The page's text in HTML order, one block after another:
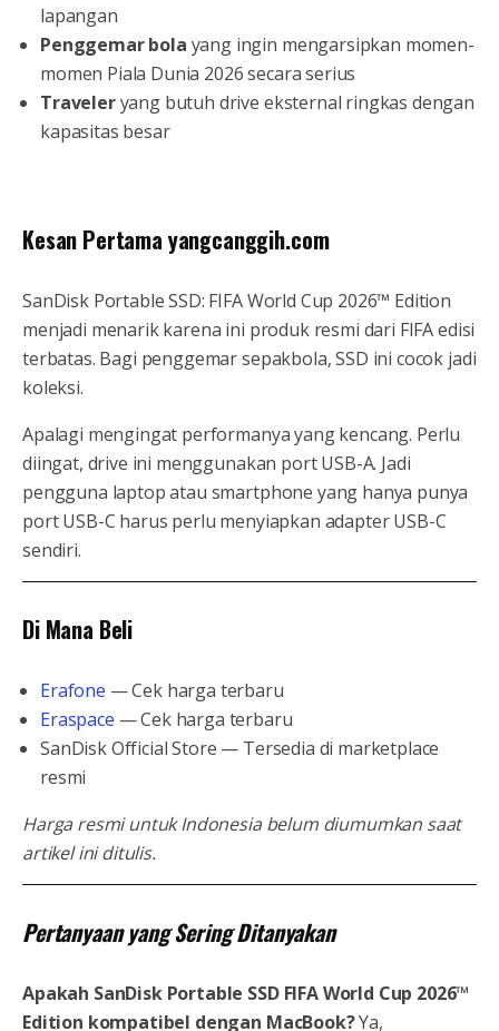
lapangan
Penggemar bola yang ingin mengarsipkan momen-
momen Piala Dunia 2026 secara serius
Traveleryang butuh drive eksternal ringkas dengan
kapasitas besar
Kesan Pertama yangcanggih.com
SanDisk Portable SSD: FIFA World Cup 2026™ Edition
menjadi menarik karena ini produk resmi dari FIFA edisi
terbatas. Bagi penggemar sepakbola, SSD ini cocok jadi
koleksi.
Apalagi mengingat performanya yang kencang. Perlu
diingat, drive ini menggunakan port USB-A. Jadi
pengguna laptop atau smartphone yang hanya punya
port USB-C harus perlu menyiapkan adapter USB-C
sendiri.
Di Mana Beli
Erafone — Cek harga terbaru
Eraspace — Cek harga terbaru
SanDisk Official Store — Tersedia di marketplace
resmi
Harga resmi untuk Indonesia belum diumumkan saat
artikel ini ditulis.
Pertanyaan yang Sering Ditanyakan
Apakah SanDisk Portable SSD FIFA World Cup 2026™
Edition kompatibel dengan MacBook?Ya,